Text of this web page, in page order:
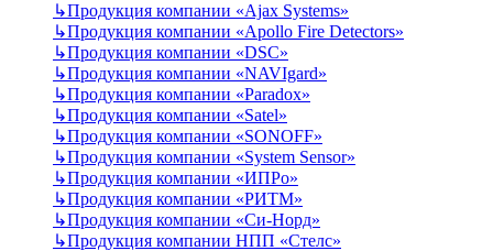
↳Продукция компании «Ajax Systems»
↳Продукция компании «Apollo Fire Detectors»
↳Продукция компании «DSC»
↳Продукция компании «NAVIgard»
↳Продукция компании «Paradox»
↳Продукция компании «Satel»
↳Продукция компании «SONOFF»
↳Продукция компании «System Sensor»
↳Продукция компании «ИПРо»
↳Продукция компании «РИТМ»
↳Продукция компании «Си-Норд»
↳Продукция компании НПП «Стелс»